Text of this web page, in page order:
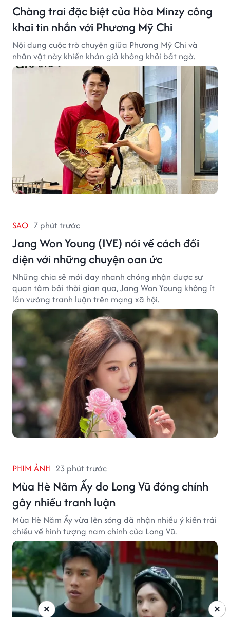
Chàng trai đặc biệt của Hòa Minzy công
khai tin nhắn với Phương Mỹ Chi
Nội dung cuộc trò chuyện giữa Phương Mỹ Chi và
nhân vật này khiến khán giả không khỏi bất ngờ.
SAO 7 phút trước
Jang Won Young (IVE) nói về cách đối
diện với những chuyện oan ức
Những chia sẻ mới đay nhanh chóng nhận được sự
quan tâm bởi thời gian qua, Jang Won Young không ít
lần vướng tranh luận trên mạng xã hội.
PHIM ẢNH 23 phút trước
Mùa Hè Năm Ấy do Long Vũ đóng chính
gây nhiều tranh luận
Mùa Hè Năm Ấy vừa lên sóng đã nhận nhiều ý kiến trái
chiều về hình tượng nam chính của Long Vũ.
×
×